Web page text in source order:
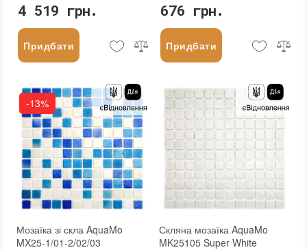
4 519 грн.
Придбати
676 грн.
Придбати
-13%
Мозаїка зі скла AquaMo
MX25-1/01-2/02/03
Скляна мозаїка AquaMo
MK25105 Super White